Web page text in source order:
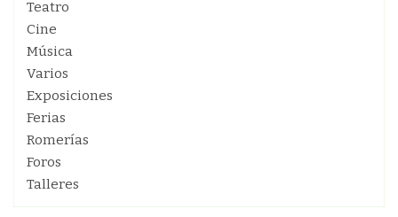
Teatro
Cine
Música
Varios
Exposiciones
Ferias
Romerías
Foros
Talleres